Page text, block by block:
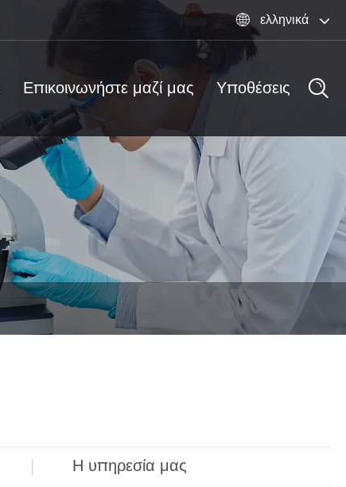
 ελληνικά
Επικοινωνήστε μαζί μας Υποθέσεις
Η υπηρεσία μας